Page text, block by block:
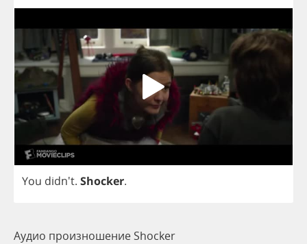
You didn't. Shocker.
Аудио произношение Shocker